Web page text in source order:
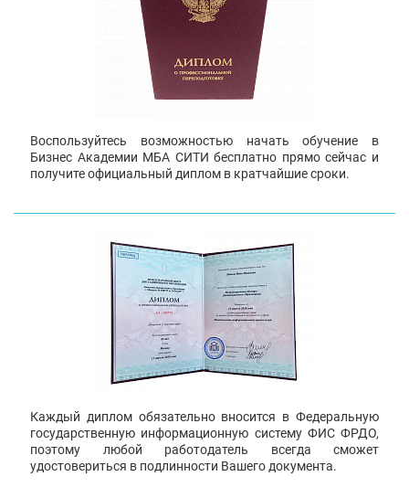
Воспользуйтесь возможностью начать обучение в
Бизнес Академии МБА СИТИ бесплатно прямо сейчас и
получите официальный диплом в кратчайшие сроки.
Каждый диплом обязательно вносится в Федеральную
государственную информационную систему ФИС ФРДО,
поэтому любой работодатель всегда сможет
удостовериться в подлинности Вашего документа.